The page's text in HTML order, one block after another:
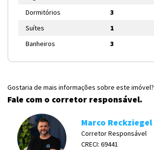
Dormitórios
3
Suítes
1
Banheiros
3
Gostaria de mais informações sobre este imóvel?
Fale com o corretor responsável.
Marco Reckziegel
Corretor Responsável
CRECI: 69441